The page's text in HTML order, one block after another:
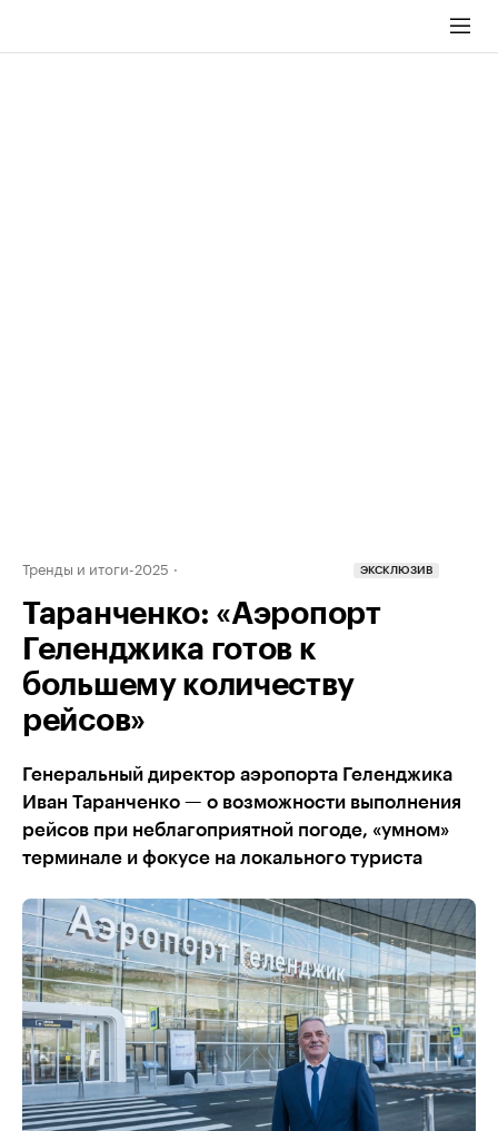
Тренды и итоги-2025 ЭКСКЛЮЗИВ
Таранченко: «Аэропорт
Геленджика готов к
большему количеству
рейсов»
Генеральный директор аэропорта Геленджика
Иван Таранченко — о возможности выполнения
рейсов при неблагоприятной погоде, «умном»
терминале и фокусе на локального туриста